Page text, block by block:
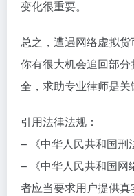
变化很重要。
总之，遭遇网络虚拟货
你有很大机会追回部
全，求助专业律师是关
引用法律法规：
– 《中华人民共和国刑
– 《中华人民共和国网
者应当要求用户提供真